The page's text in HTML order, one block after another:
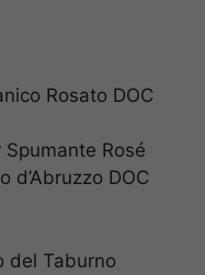
Rosato DOC
Spumante Rosé
d’Abruzzo DOC
del Taburno